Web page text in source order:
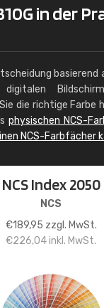
in der
basierend
die richtige Farbe
physischen NCS-
NCS-Farbfächer
NCS Index 2050
NCS
€189,95 zzgl. MwSt.
€226,04inkl. MwSt.